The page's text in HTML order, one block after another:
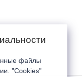
файлы
"Cookies"